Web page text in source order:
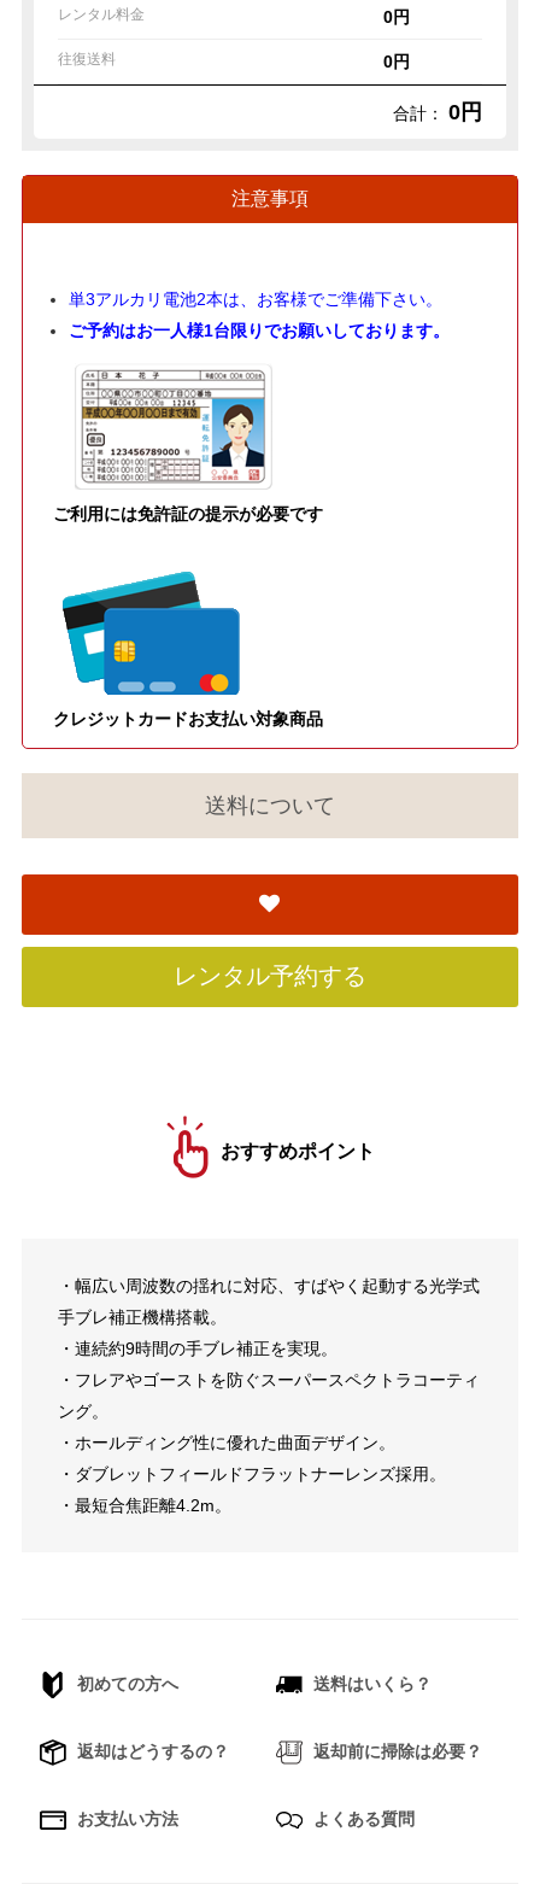
レンタル料金 0円
往復送料 0円
合計： 0円
注意事項
単3アルカリ電池2本は、お客様でご準備下さい。
ご予約はお一人様1台限りでお願いしております。
ご利用には免許証の提示が必要です
クレジットカードお支払い対象商品
送料について
レンタル予約する
おすすめポイント
・幅広い周波数の揺れに対応、すばやく起動する光学式
手ブレ補正機構搭載。
・連続約9時間の手ブレ補正を実現。
・フレアやゴーストを防ぐスーパースペクトラコーティ
ング。
・ホールディング性に優れた曲面デザイン。
・ダブレットフィールドフラットナーレンズ採用。
・最短合焦距離4.2m。
初めての方へ 送料はいくら？
返却はどうするの？ 返却前に掃除は必要？
お支払い方法 よくある質問